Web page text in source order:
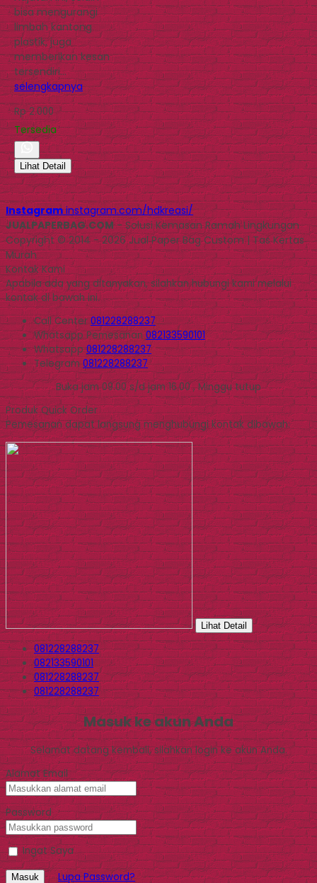
bisa mengurangi
limbah kantong
plastik, juga
memberikan kesan
tersendiri…
selengkapnya
Rp 2.000
Tersedia
Lihat Detail
Instagram instagram.com/hdkreasi/
JUALPAPERBAG.COM- Solusi Kemasan Ramah Lingkungan
Copyright © 2014 - 2026 Jual Paper Bag Custom | Tas Kertas
Murah
Kontak Kami
Apabila ada yang ditanyakan, silahkan hubungi kami melalui
kontak di bawah ini.
Call Center081228288237
WhatsappPemesanan 082133590101
Whatsapp081228288237
Telegram081228288237
Buka jam 09.00 s/d jam 16.00 , Minggu tutup
Produk Quick Order
Pemesanan dapat langsung menghubungi kontak dibawah:
Lihat Detail
081228288237
082133590101
081228288237
081228288237
Masuk ke akun Anda
Selamat datang kembali, silahkan login ke akun Anda.
Alamat Email
Password
Ingat Saya
Masuk Lupa Password?